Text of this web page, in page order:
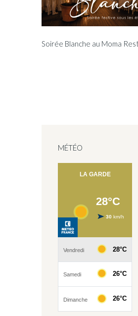
Soirée Blanche au Moma
MÉTÉO